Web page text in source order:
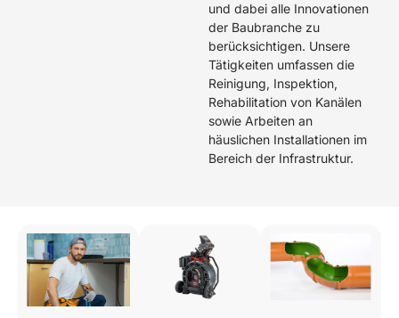
und dabei alle Innovationen
der Baubranche zu
berücksichtigen. Unsere
Tätigkeiten umfassen die
Reinigung, Inspektion,
Rehabilitation von Kanälen
sowie Arbeiten an
häuslichen Installationen im
Bereich der Infrastruktur.